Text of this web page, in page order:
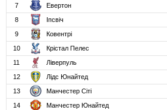
7
Евертон
8
Іпсвіч
9
Ковентрі
10
Крістал Пелес
11
Ліверпуль
12
Лідс Юнайтед
13
Манчестер Сіті
14
Манчестер Юнайтед